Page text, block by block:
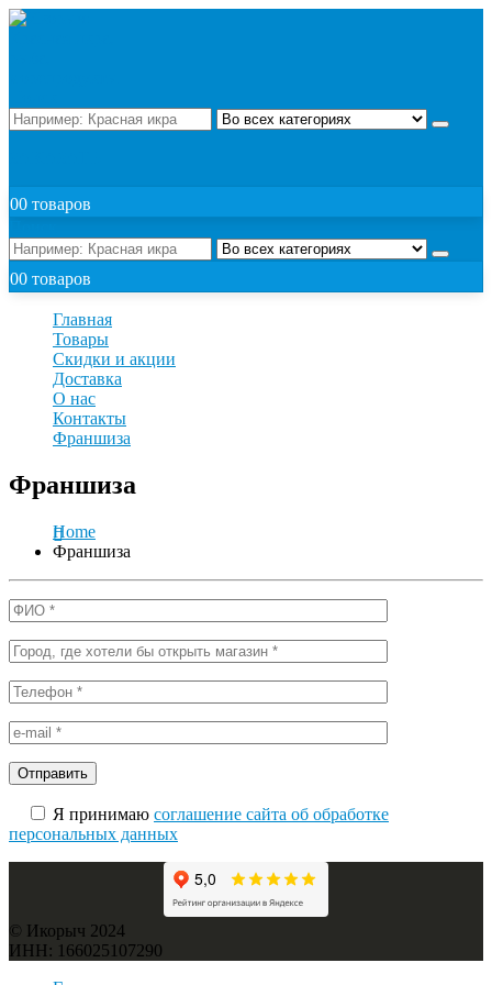
00 товаров
00 товаров
Главная
Товары
Скидки и акции
Доставка
О нас
Контакты
Франшиза
Франшиза
Home
Франшиза
Я принимаю соглашение сайта об обработке
персональных данных
© Икорыч 2024
ИНН: 166025107290